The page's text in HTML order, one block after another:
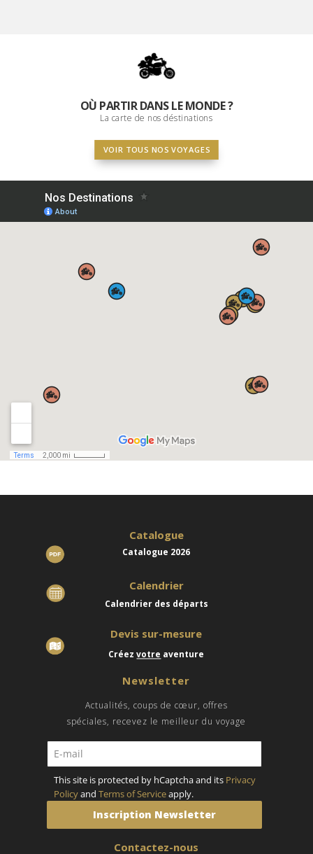
OÙ PARTIR DANS LE MONDE ?
La carte de nos déstinations
VOIR TOUS NOS VOYAGES
Catalogue
Catalogue 2026
Calendrier
Calendrier des départs
Devis sur-mesure
Créezvotre aventure
Newsletter
Actualités, coups de cœur, offres
spéciales, recevez le meilleur du voyage
This site is protected by hCaptcha and its Privacy
Policyand Terms of Serviceapply.
Inscription Newsletter
Contactez-nous